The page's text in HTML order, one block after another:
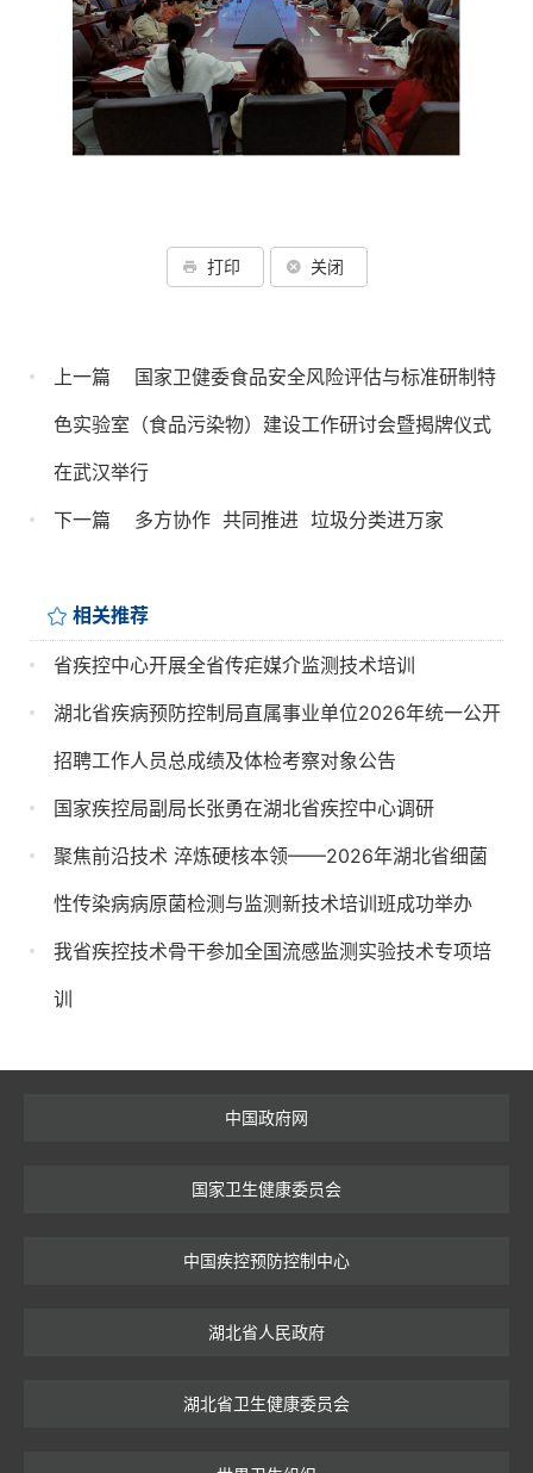
打印 关闭
上一篇
国家卫健委食品安全风险评估与标准研制特
色实验室（食品污染物）建设工作研讨会暨揭牌仪式
在武汉举行
下一篇
多方协作  共同推进  垃圾分类进万家
相关推荐
省疾控中心开展全省传疟媒介监测技术培训
湖北省疾病预防控制局直属事业单位2026年统一公开
招聘工作人员总成绩及体检考察对象公告
国家疾控局副局长张勇在湖北省疾控中心调研
聚焦前沿技术 淬炼硬核本领——2026年湖北省细菌
性传染病病原菌检测与监测新技术培训班成功举办
我省疾控技术骨干参加全国流感监测实验技术专项培
训
中国政府网
国家卫生健康委员会
中国疾控预防控制中心
湖北省人民政府
湖北省卫生健康委员会